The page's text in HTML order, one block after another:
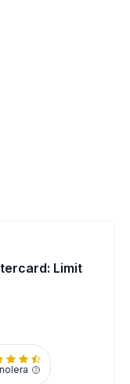
Limit